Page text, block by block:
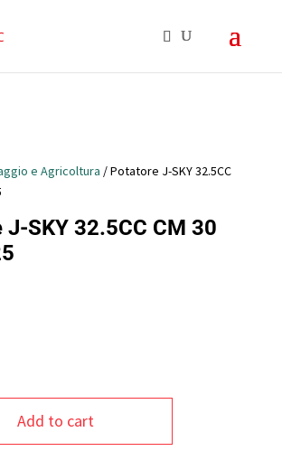
e Agricoltura / Potatore J-SKY 32.5CC
SKY 32.5CC CM 30
Add to cart